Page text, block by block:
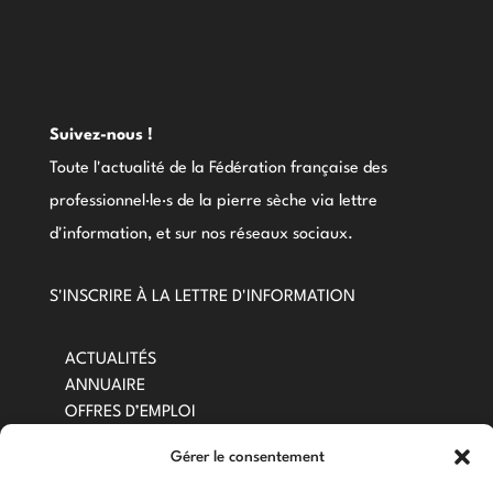
Gérer le consentement
Suivez-nous !
Toute l'actualité de la Fédération française des
professionnel·le·s de la pierre sèche via lettre
d'information, et sur nos réseaux sociaux.
S'INSCRIRE À LA LETTRE D'INFORMATION
ACTUALITÉS
ANNUAIRE
OFFRES D’EMPLOI
DEVENIR ADHÉRENT·E